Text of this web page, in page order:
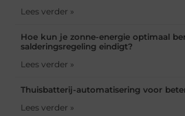
Lees verder »
Hoe kun je zonne-energie optimaal
salderingsregeling eindigt?
Lees verder »
Thuisbatterij-automatisering voor
Lees verder »